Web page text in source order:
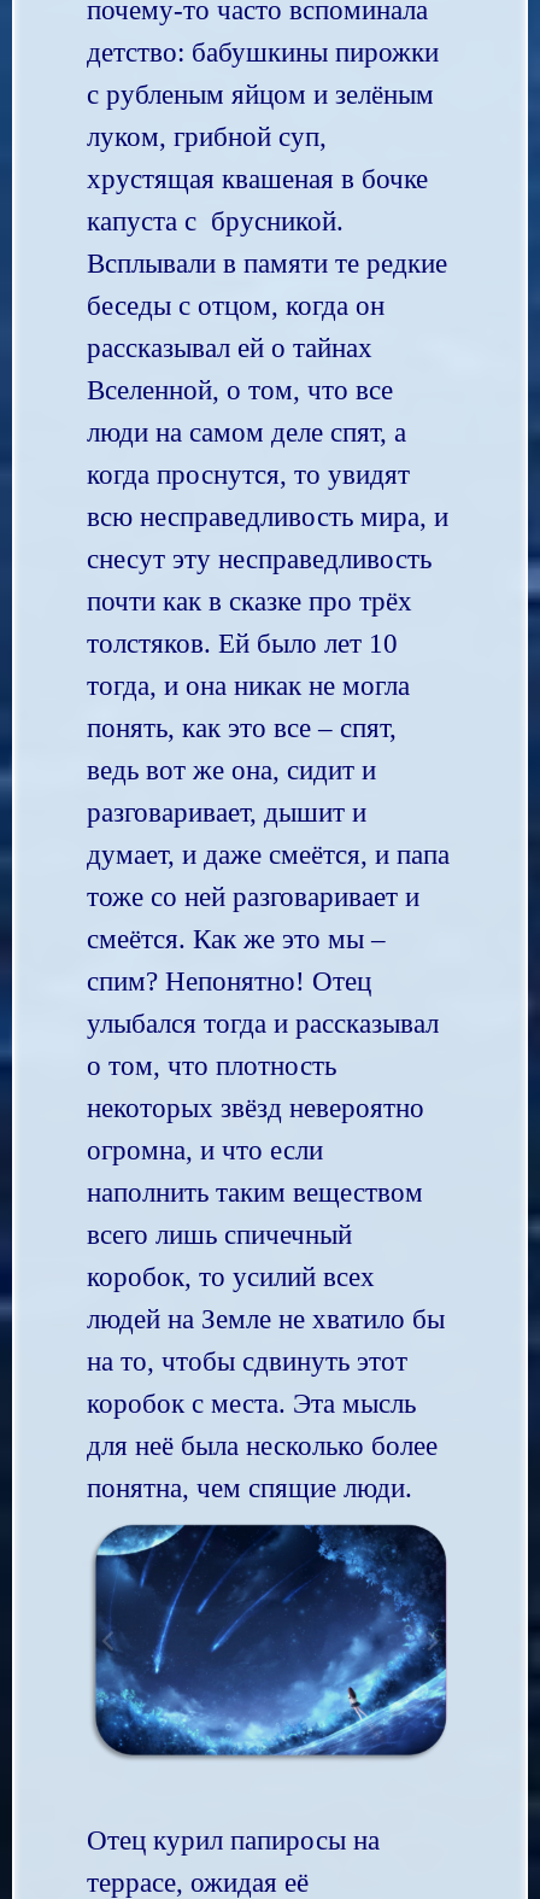
почему-то часто вспоминала
детство: бабушкины пирожки
с рубленым яйцом и зелёным
луком, грибной суп,
хрустящая квашеная в бочке
капуста с брусникой.
Всплывали в памяти те редкие
беседы с отцом, когда он
рассказывал ей о тайнах
Вселенной, о том, что все
люди на самом деле спят, а
когда проснутся, то увидят
всю несправедливость мира, и
снесут эту несправедливость
почти как в сказке про трёх
толстяков. Ей было лет 10
тогда, и она никак не могла
понять, как это все – спят,
ведь вот же она, сидит и
разговаривает, дышит и
думает, и даже смеётся, и папа
тоже со ней разговаривает и
смеётся. Как же это мы –
спим? Непонятно! Отец
улыбался тогда и рассказывал
о том, что плотность
некоторых звёзд невероятно
огромна, и что если
наполнить таким веществом
всего лишь спичечный
коробок, то усилий всех
людей на Земле не хватило бы
на то, чтобы сдвинуть этот
коробок с места. Эта мысль
для неё была несколько более
понятна, чем спящие люди.
Отец курил папиросы на
террасе, ожидая её